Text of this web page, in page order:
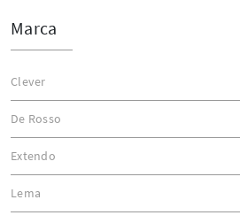
Marca
Clever
De Rosso
Extendo
Lema